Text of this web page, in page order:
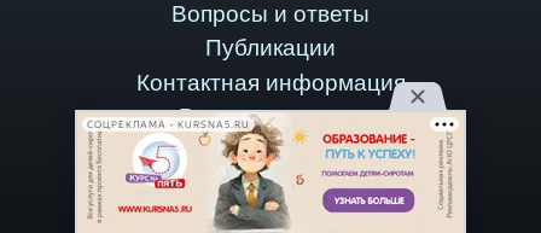
Вопросы и ответы
Публикации
Контактная информация
Рекламодателям
Стать автором
Версия для компьютеров
СОЦРЕКЛАМА • KURSNA5.RU